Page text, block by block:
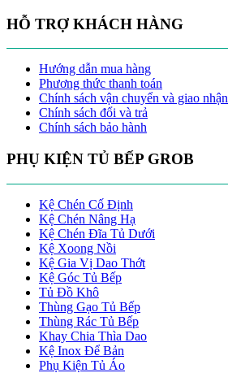
HỖ TRỢ KHÁCH HÀNG
Hướng dẫn mua hàng
Phương thức thanh toán
Chính sách vận chuyển và giao nhận
Chính sách đổi và trả
Chính sách bảo hành
PHỤ KIỆN TỦ BẾP GROB
Kệ Chén Cố Định
Kệ Chén Nâng Hạ
Kệ Chén Đĩa Tủ Dưới
Kệ Xoong Nồi
Kệ Gia Vị Dao Thớt
Kệ Góc Tủ Bếp
Tủ Đồ Khô
Thùng Gạo Tủ Bếp
Thùng Rác Tủ Bếp
Khay Chia Thìa Dao
Kệ Inox Để Bản
Phụ Kiện Tủ Áo